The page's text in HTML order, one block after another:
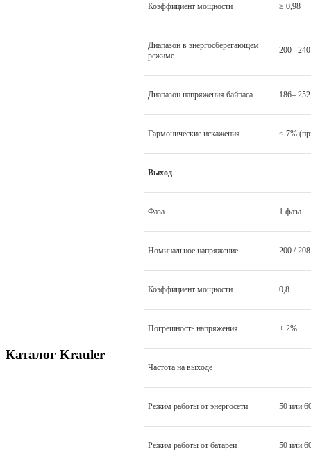
Каталог Krauler
Коэффициент мощности ≥ 0,98
Диапазон в энергосберегающем
режиме
200–
Диапазон напряжения байпаса 186–
Гармонические искажения ≤ 7%
Выход
Фаза 1 фаза
Номинальное напряжение 200 /
Коэффициент мощности 0,8
Погрешность напряжения ± 2%
Частота на выходе
Режим работы от энергосети 50 или
Режим работы от батареи 50 или